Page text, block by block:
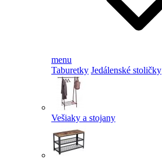
menu
Taburetky Jedálenské stoličky
Vešiaky a stojany